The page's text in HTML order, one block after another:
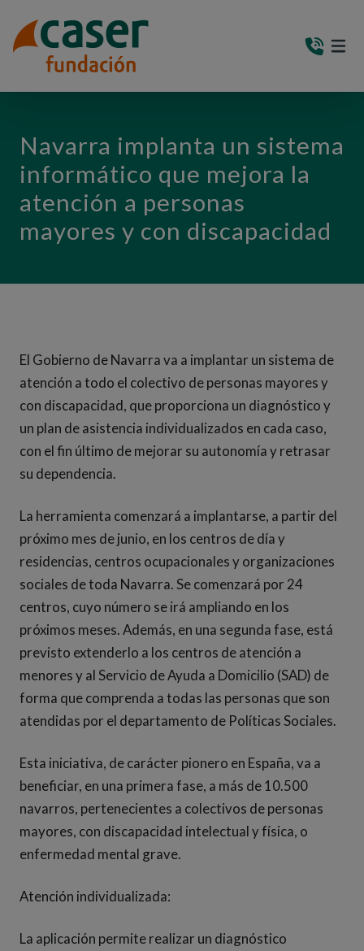
Navarra implanta un sistema
informático que mejora la
atención a personas
mayores y con discapacidad
El Gobierno de Navarra va a implantar un sistema de
atención a todo el colectivo de personas mayores y
con discapacidad, que proporciona un diagnóstico y
un plan de asistencia individualizados en cada caso,
con el fin último de mejorar su autonomía y retrasar
su dependencia.
La herramienta comenzará a implantarse, a partir del
próximo mes de junio, en los centros de día y
residencias, centros ocupacionales y organizaciones
sociales de toda Navarra. Se comenzará por 24
centros, cuyo número se irá ampliando en los
próximos meses. Además, en una segunda fase, está
previsto extenderlo a los centros de atención a
menores y al Servicio de Ayuda a Domicilio (SAD) de
forma que comprenda a todas las personas que son
atendidas por el departamento de Políticas Sociales.
Esta iniciativa, de carácter pionero en España, va a
beneficiar, en una primera fase, a más de 10.500
navarros, pertenecientes a colectivos de personas
mayores, con discapacidad intelectual y física, o
enfermedad mental grave.
Atención individualizada:
La aplicación permite realizar un diagnóstico